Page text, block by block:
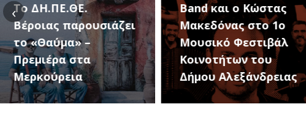
Band και ο Κώστας
Μακεδόνας στο 1ο
Μουσικό Φεστιβάλ
Κοινοτήτων του
Δήμου Αλεξάνδρειας
Μπίγαλη την Πέμπτη
27 Αυγούστου, στο
1ο Φεστιβάλ
Κοινοτήτων του
Δήμου
‹